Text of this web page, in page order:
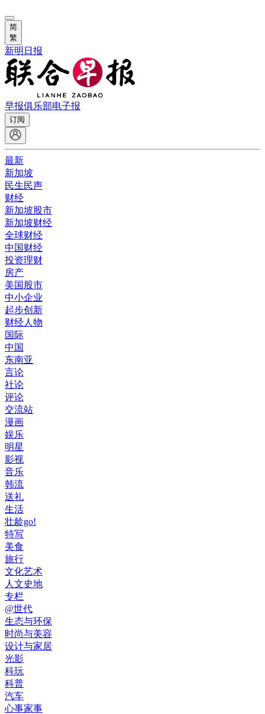
简
繁
新明日报
早报俱乐部电子报
订阅
最新
新加坡
民生民声
财经
新加坡股市
新加坡财经
全球财经
中国财经
投资理财
房产
美国股市
中小企业
起步创新
财经人物
国际
中国
东南亚
言论
社论
评论
交流站
漫画
娱乐
明星
影视
音乐
韩流
送礼
生活
壮龄go!
特写
美食
旅行
文化艺术
人文史地
专栏
@世代
生态与环保
时尚与美容
设计与家居
光影
科玩
科普
汽车
心事家事